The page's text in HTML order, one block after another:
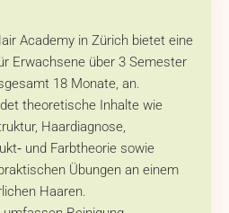
Academy in Zürich bietet eine
Erwachsene über 3 Semester
18 Monate, an.
theoretische Inhalte wie
Haardiagnose,
und Farbtheorie sowie
Übungen an einem
Haaren.